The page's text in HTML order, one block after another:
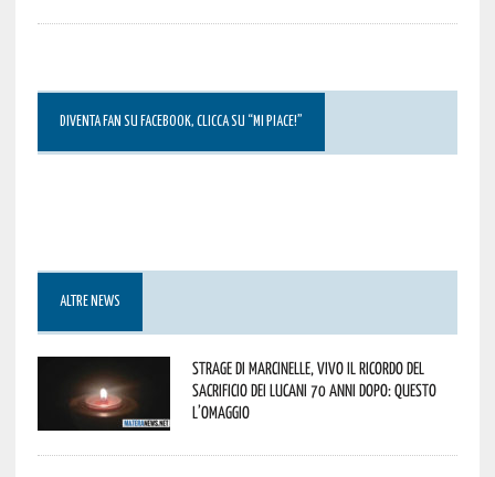
DIVENTA FAN SU FACEBOOK, CLICCA SU “MI PIACE!”
ALTRE NEWS
Strage di Marcinelle, vivo il ricordo del
sacrificio dei lucani 70 anni dopo: questo
l’omaggio